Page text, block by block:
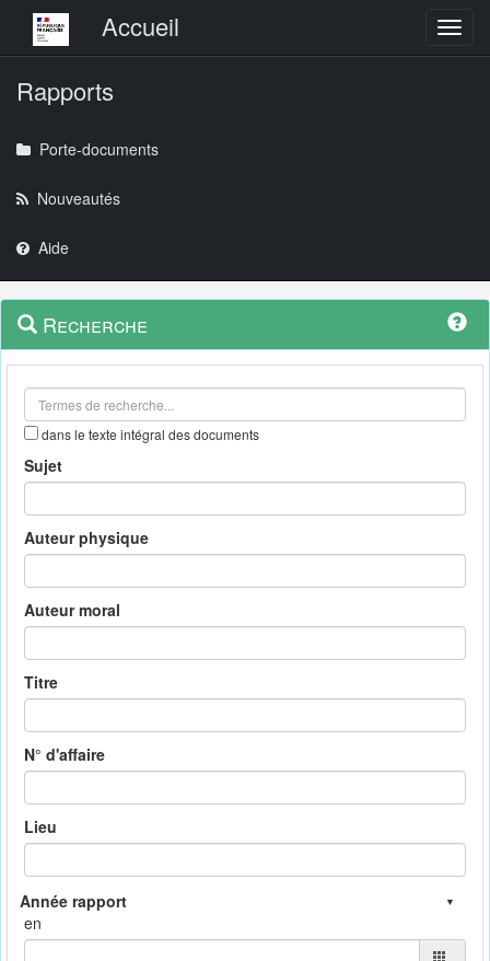
Menu principalAccueil
Rapports
Porte-documents
Nouveautés
Aide
Navigation
outils
Menu
contextuel
Recherche
dans le texte intégral des documents
Sujet
Auteur physique
Auteur moral
Titre
N° d'affaire
Lieu
en